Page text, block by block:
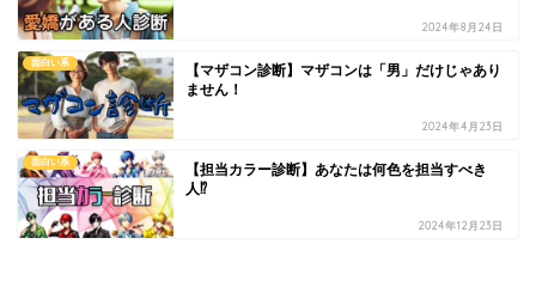
2024年8月24日
面白い系
【マザコン診断】マザコンは「男」だけじゃあり
ません！
2024年4月23日
面白い系
【担当カラー診断】あなたは何色を担当すべき
人⁉
2024年12月23日